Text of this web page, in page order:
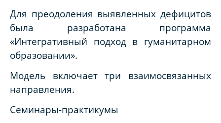
Для преодоления выявленных дефицитов
была разработана программа
«Интегративный подход в гуманитарном
образовании».
Модель включает три взаимосвязанных
направления.
Семинары-практикумы